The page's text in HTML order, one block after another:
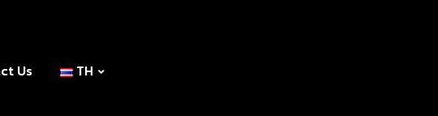
Us TH